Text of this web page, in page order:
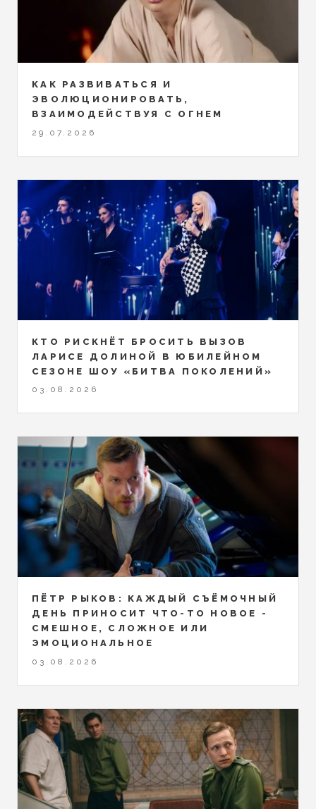
КАК РАЗВИВАТЬСЯ И
ЭВОЛЮЦИОНИРОВАТЬ,
ВЗАИМОДЕЙСТВУЯ С ОГНЕМ
29.07.2026
КТО РИСКНЁТ БРОСИТЬ ВЫЗОВ
ЛАРИСЕ ДОЛИНОЙ В ЮБИЛЕЙНОМ
СЕЗОНЕ ШОУ «БИТВА ПОКОЛЕНИЙ»
03.08.2026
ПЁТР РЫКОВ: КАЖДЫЙ СЪЁМОЧНЫЙ
ДЕНЬ ПРИНОСИТ ЧТО-ТО НОВОЕ -
СМЕШНОЕ, СЛОЖНОЕ ИЛИ
ЭМОЦИОНАЛЬНОЕ
03.08.2026